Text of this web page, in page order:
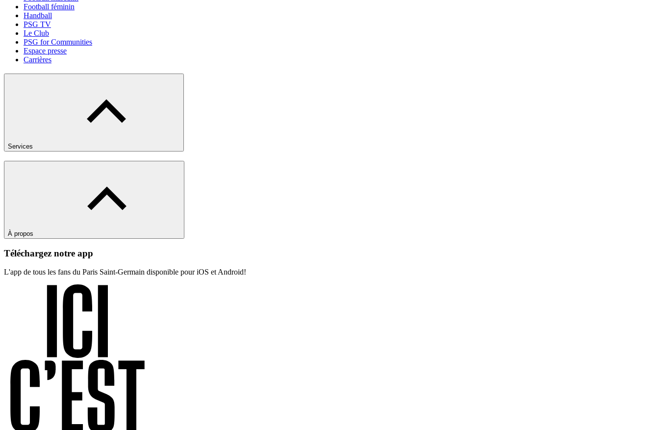
Football féminin
Handball
PSG TV
Le Club
PSG for Communities
Espace presse
Carrières
Services
À propos
Téléchargez notre app
L'app de tous les fans du Paris Saint-Germain disponible pour iOS et Android!